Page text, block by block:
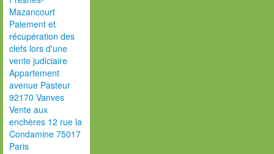
Mazancourt
Paiement et
récupération des
clefs lors d'une
vente judiciaire
Appartement
avenue Pasteur
92170 Vanves
Vente aux
enchères 12 rue la
Condamine 75017
Paris